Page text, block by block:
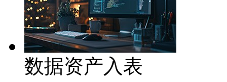
数据资产入表